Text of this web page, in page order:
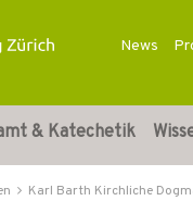
News
& Katechetik
Karl Barth Kirchliche